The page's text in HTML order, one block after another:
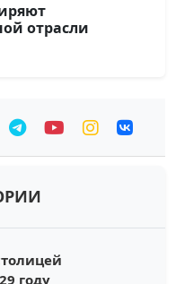
отрасли
году